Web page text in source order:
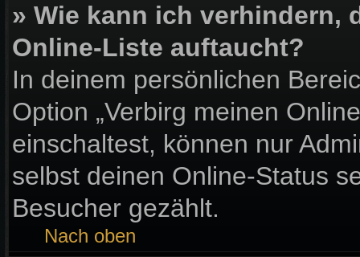
» Wie kann ich verhindern,
Online-Liste auftaucht?
In deinem persönlichen
Option „Verbirg meinen
einschaltest, können nur
selbst deinen Online-Status
Besucher gezählt.
Nach oben